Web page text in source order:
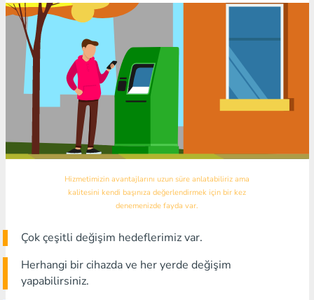
Hizmetimizin avantajlarını uzun süre anlatabiliriz ama
kalitesini kendi başınıza değerlendirmek için bir kez
denemenizde fayda var.
Çok çeşitli değişim hedeflerimiz var.
Herhangi bir cihazda ve her yerde değişim
yapabilirsiniz.